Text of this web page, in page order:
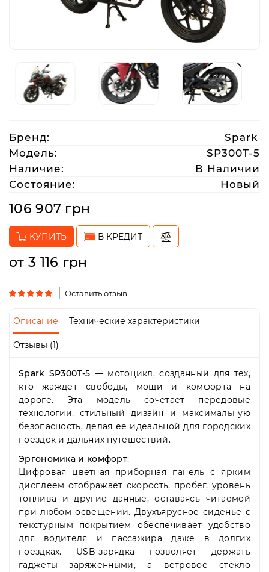
(063)
212
08
76
artmoto.info@gmail.com
Режим
работы:
Пт
-
19:00
Сб
10:00
19:00
Вс
-
выходной
Бренд:
Spark
Модель:
SP300T-5
Наличие:
В Наличии
Состояние:
Новый
106 907 грн
КУПИТЬ В КРЕДИТ
от 3 116 грн
Оставить отзыв
Описание Технические характеристики
Отзывы (1)
Spark SP300T-5 — мотоцикл, созданный для тех,
кто жаждет свободы, мощи и комфорта на
дороге. Эта модель сочетает передовые
технологии, стильный дизайн и максимальную
безопасность, делая её идеальной для городских
поездок и дальних путешествий.
Эргономика и комфорт:
Цифровая цветная приборная панель с ярким
дисплеем отображает скорость, пробег, уровень
топлива и другие данные, оставаясь читаемой
при любом освещении. Двухъярусное сиденье с
текстурным покрытием обеспечивает удобство
для водителя и пассажира даже в долгих
поездках. USB-зарядка позволяет держать
гаджеты заряженными, а ветровое стекло